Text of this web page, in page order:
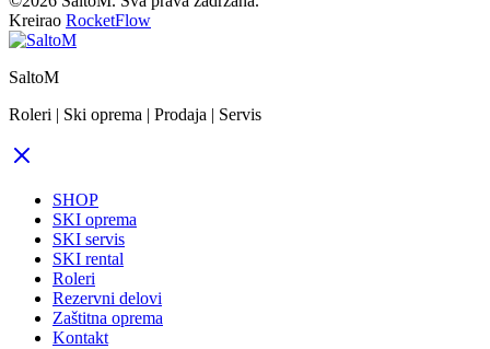
Kreirao RocketFlow
SaltoM
Roleri | Ski oprema | Prodaja | Servis
SHOP
SKI oprema
SKI servis
SKI rental
Roleri
Rezervni delovi
Zaštitna oprema
Kontakt